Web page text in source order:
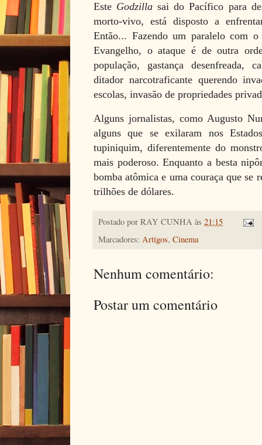
Este Godzilla sai do Pacífico para
morto-vivo, está disposto a
Então... Fazendo um paralelo com
Evangelho, o ataque é de outra
população, gastança desenfreada,
ditador narcotraficante querendo
escolas, invasão de propriedades
Alguns jornalistas, como Augusto
alguns que se exilaram nos
tupiniquim, diferentemente do
mais poderoso. Enquanto a besta
bomba atômica e uma couraça que se
trilhões de dólares.
Postado por RAY CUNHA às 21:15
Marcadores: Artigos, Cinema
Nenhum comentário:
Postar um comentário